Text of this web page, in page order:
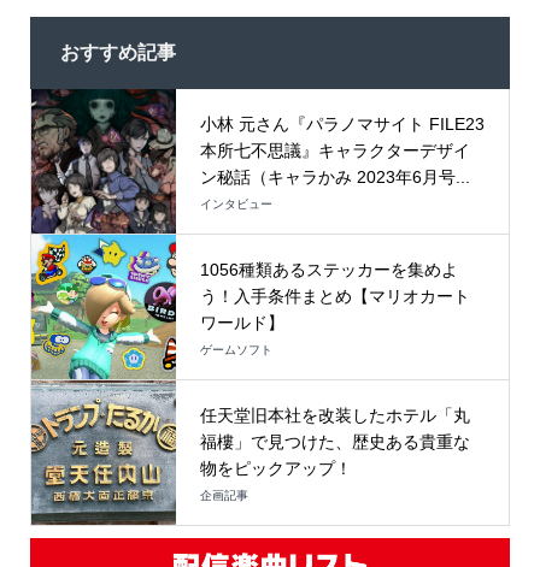
おすすめ記事
小林 元さん『パラノマサイト FILE23
本所七不思議』キャラクターデザイ
ン秘話（キャラかみ 2023年6月号...
インタビュー
1056種類あるステッカーを集めよ
う！入手条件まとめ【マリオカート
ワールド】
ゲームソフト
任天堂旧本社を改装したホテル「丸
福樓」で見つけた、歴史ある貴重な
物をピックアップ！
企画記事